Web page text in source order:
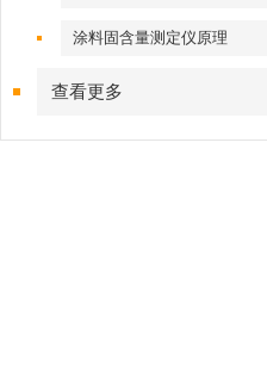
涂料固含量测定仪原理
查看更多